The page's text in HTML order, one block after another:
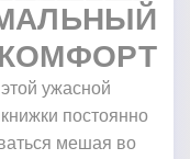
КОМФОРТ
ужасной
постоянно
мешая во